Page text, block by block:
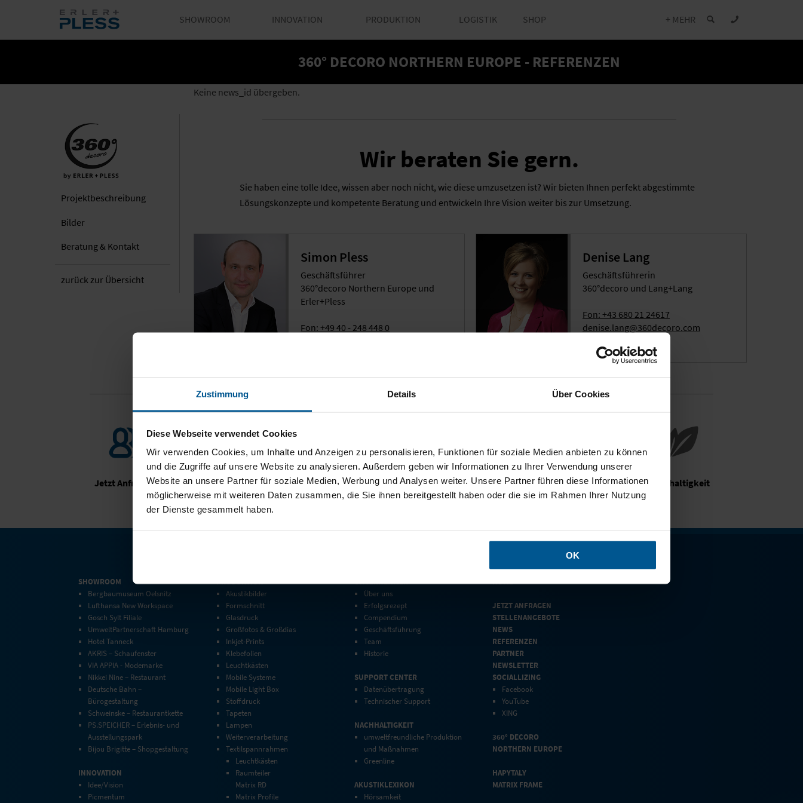
Zustimmung Details Über Cookies
Diese Webseite verwendet Cookies
Wir verwenden Cookies, um Inhalte und Anzeigen zu personalisieren, Funktionen für soziale Medien anbieten zu können
und die Zugriffe auf unsere Website zu analysieren. Außerdem geben wir Informationen zu Ihrer Verwendung unserer
Website an unsere Partner für soziale Medien, Werbung und Analysen weiter. Unsere Partner führen diese Informationen
möglicherweise mit weiteren Daten zusammen, die Sie ihnen bereitgestellt haben oder die sie im Rahmen Ihrer Nutzung
der Dienste gesammelt haben.
OK
SHOWROOM INNOVATION PRODUKTION LOGISTIK SHOP + MEHR
360° DECORO NORTHERN EUROPE - REFERENZEN
Projekt­beschreibung
Bilder
Beratung & Kontakt
zurück zur Übersicht
Keine news_id übergeben.
Wir beraten Sie gern.
Sie haben eine tolle Idee, wissen aber noch nicht, wie diese umzusetzen ist? Wir bieten Ihnen perfekt abgestimmte
Lösungskonzepte und kompetente Beratung und entwickeln Ihre Vision weiter bis zur Umsetzung.
Simon Pless
Geschäftsführer
360°decoro Northern Europe und
Erler+Pless
Fon: +49 40 - 248 448 0
Denise Lang
Geschäftsführerin
360°decoro und Lang+Lang
Fon: +43 680 21 24617
denise.lang@360decoro.com
Jetzt Anfragen News Portfolio Download Support Center Nachhaltigkeit
SHOWROOM
Bergbaumuseum Oelsnitz
Lufthansa New Workspace
Gosch Sylt Filiale
UmweltPartnerschaft Hamburg
Hotel Tanneck
AKRIS – Schaufenster
VIA APPIA - Modemarke
Nikkei Nine – Restaurant
Deutsche Bahn –
Bürogestaltung
Schweinske – Restaurantkette
PS.SPEICHER – Erlebnis- und
Ausstellungspark
Bijou Brigitte – Shopgestaltung
INNOVATION
Idee/Vision
Picmentum
PRODUKTION
Akustikbilder
Formschnitt
Glasdruck
Großfotos & Großdias
Inkjet-Prints
Klebefolien
Leuchtkästen
Mobile Systeme
Mobile Light Box
Stoffdruck
Tapeten
Lampen
Weiterverarbeitung
Textilspannrahmen
Leuchtkästen
Raumteiler
Matrix RD
Matrix Profile
UNTERNEHMEN
Über uns
Erfolgsrezept
Compendium
Geschäftsführung
Team
Historie
SUPPORT CENTER
Datenübertragung
Technischer Support
NACHHALTIGKEIT
umweltfreundliche Produktion
und Maßnahmen
Greenline
AKUSTIKLEXIKON
Hörsamkeit
HOME
JETZT ANFRAGEN
STELLENANGEBOTE
NEWS
REFERENZEN
PARTNER
NEWSLETTER
SOCIALLIZING
Facebook
YouTube
XING
360° DECORO
NORTHERN EUROPE
HAPYTALY
MATRIX FRAME